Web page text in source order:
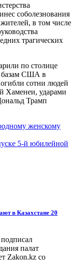
соболезнования
в том числе
трагических
по столице
базам США в
сотни людей
Хаменеи, ударами
Трамп
женскому
5-й юбилейной
в Казахстане 20
палат
Zakon.kz со